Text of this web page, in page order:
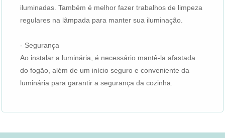
iluminadas. Também é melhor fazer trabalhos de limpeza
regulares na lâmpada para manter sua iluminação.
- Segurança
Ao instalar a luminária, é necessário mantê-la afastada
do fogão, além de um início seguro e conveniente da
luminária para garantir a segurança da cozinha.